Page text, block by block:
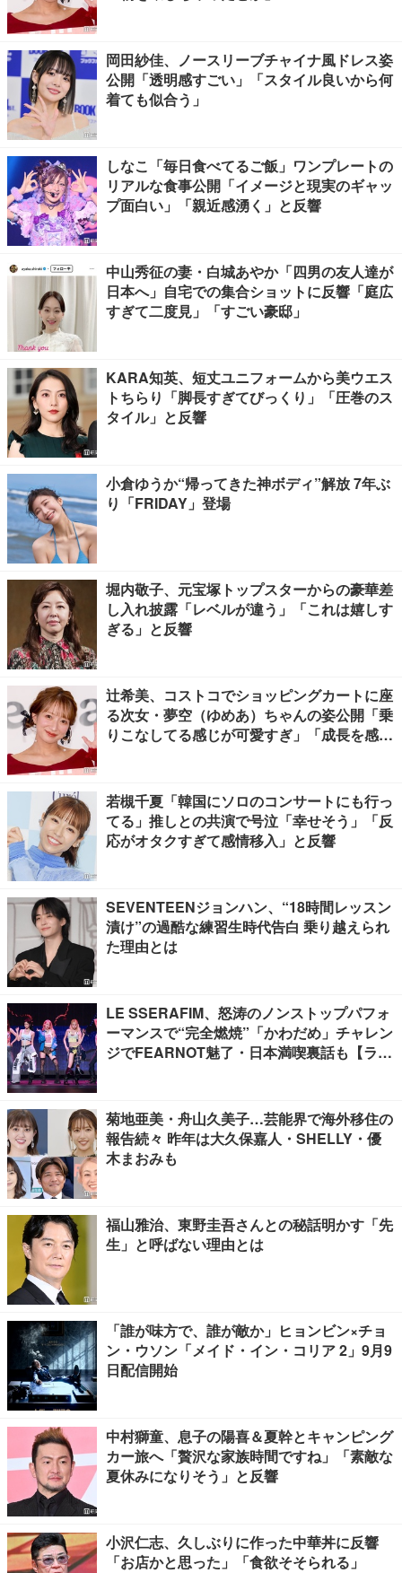
岡田紗佳、ノースリーブチャイナ風ドレス姿
公開「透明感すごい」「スタイル良いから何
着ても似合う」
しなこ「毎日食べてるご飯」ワンプレートの
リアルな食事公開「イメージと現実のギャッ
プ面白い」「親近感湧く」と反響
中山秀征の妻・白城あやか「四男の友人達が
日本へ」自宅での集合ショットに反響「庭広
すぎて二度見」「すごい豪邸」
KARA知英、短丈ユニフォームから美ウエス
トちらり「脚長すぎてびっくり」「圧巻のス
タイル」と反響
小倉ゆうか“帰ってきた神ボディ”解放 7年ぶ
り「FRIDAY」登場
堀内敬子、元宝塚トップスターからの豪華差
し入れ披露「レベルが違う」「これは嬉しす
ぎる」と反響
辻希美、コストコでショッピングカートに座
る次女・夢空（ゆめあ）ちゃんの姿公開「乗
りこなしてる感じが可愛すぎ」「成長を感じ
若槻千夏「韓国にソロのコンサートにも行っ
てる」推しとの共演で号泣「幸せそう」「反
応がオタクすぎて感情移入」と反響
SEVENTEENジョンハン、“18時間レッスン
漬け”の過酷な練習生時代告白 乗り越えられ
た理由とは
LE SSERAFIM、怒涛のノンストップパフォ
ーマンスで“完全燃焼”「かわだめ」チャレン
ジでFEARNOT魅了・日本満喫裏話も【ライ
菊地亜美・舟山久美子…芸能界で海外移住の
報告続々 昨年は大久保嘉人・SHELLY・優
木まおみも
福山雅治、東野圭吾さんとの秘話明かす「先
生」と呼ばない理由とは
「誰が味方で、誰が敵か」ヒョンビン×チョ
ン・ウソン「メイド・イン・コリア 2」9月9
日配信開始
中村獅童、息子の陽喜＆夏幹とキャンピング
カー旅へ「贅沢な家族時間ですね」「素敵な
夏休みになりそう」と反響
小沢仁志、久しぶりに作った中華丼に反響
「お店かと思った」「食欲そそられる」